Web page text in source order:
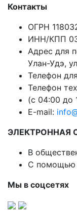
Контакты
ОГРН
ИНН/КПП
Адрес для
Улан-Удэ,
Телефон
Телефон
(с 04:00 до
E-mail:
ЭЛЕКТРОННАЯ
В
С помощью
Мы в соцсетях